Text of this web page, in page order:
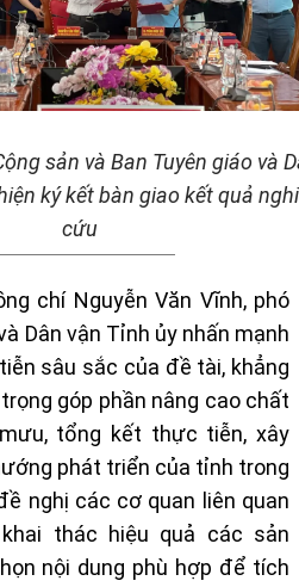
sản và Ban Tuyên giáo và
ký kết bàn giao kết quả
cứu
chí Nguyễn Văn Vĩnh, phó
Dân vận Tỉnh ủy nhấn mạnh
sâu sắc của đề tài, khẳng
góp phần nâng cao chất
tổng kết thực tiễn, xây
phát triển của tỉnh trong
nghị các cơ quan liên quan
thác hiệu quả các sản
nội dung phù hợp để tích